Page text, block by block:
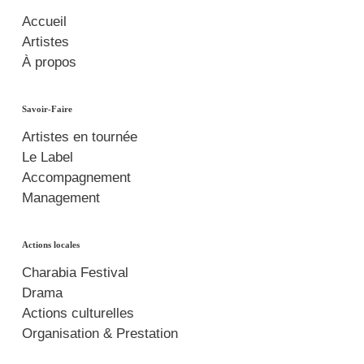
Accueil
Artistes
À propos
Savoir-Faire
Artistes en tournée
Le Label
Accompagnement
Management
Actions locales
Charabia Festival
Drama
Actions culturelles
Organisation & Prestation